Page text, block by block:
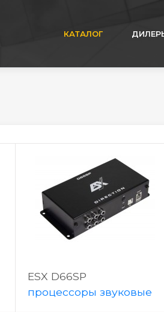
КАТАЛОГ
ESX D66SP
процессоры звуковые